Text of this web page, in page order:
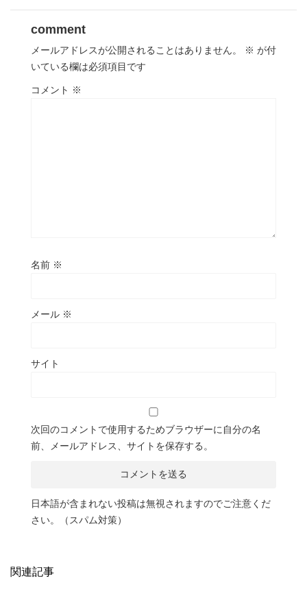
comment
メールアドレスが公開されることはありません。 ※ が付
いている欄は必須項目です
コメント ※
名前 ※
メール ※
サイト
次回のコメントで使用するためブラウザーに自分の名
前、メールアドレス、サイトを保存する。
日本語が含まれない投稿は無視されますのでご注意くだ
さい。（スパム対策）
関連記事